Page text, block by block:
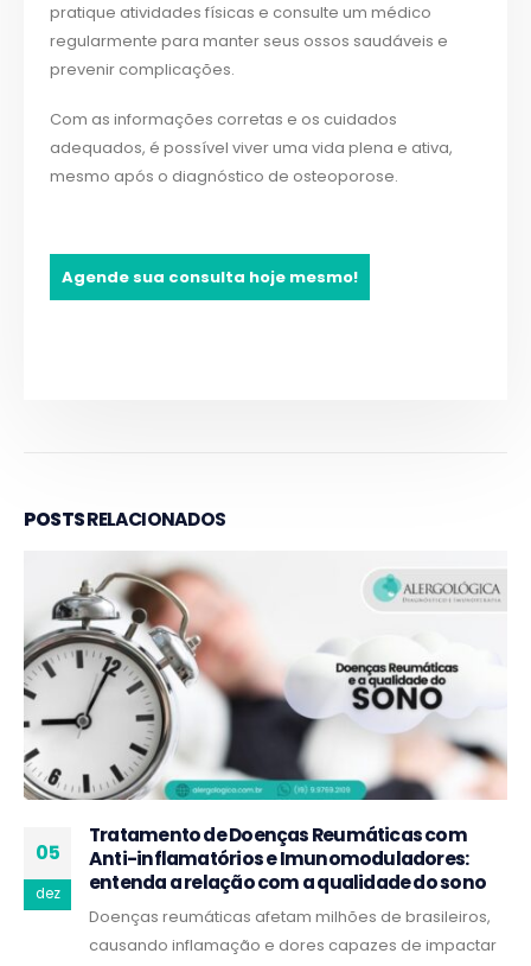
pratique atividades físicas e consulte um médico
regularmente para manter seus ossos saudáveis e
prevenir complicações.
Com as informações corretas e os cuidados
adequados, é possível viver uma vida plena e ativa,
mesmo após o diagnóstico de osteoporose.
Agende sua consulta hoje mesmo!
POSTSRELACIONADOS
05
dez
Tratamento de Doenças Reumáticas com
Anti-inflamatórios e Imunomoduladores:
entenda a relação com a qualidade do sono
Doenças reumáticas afetam milhões de brasileiros,
causando inflamação e dores capazes de impactar